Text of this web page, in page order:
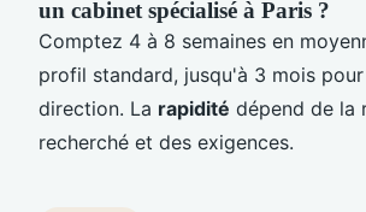
un cabinet spécialisé à Paris ?
Comptez 4 à 8 semaines en
profil standard, jusqu'à 3 mois
direction. La rapidité dépend de la
recherché et des exigences.